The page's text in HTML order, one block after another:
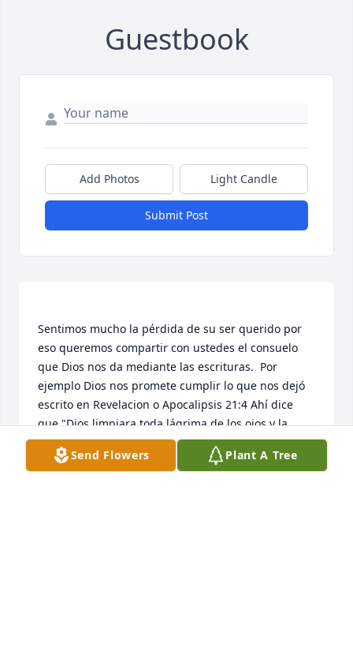
Guestbook
Add Photos Light Candle
Submit Post
Sentimos mucho la pérdida de su ser querido por
eso queremos compartir con ustedes el consuelo
que Dios nos da mediante las escrituras.  Por
ejemplo Dios nos promete cumplir lo que nos dejó
escrito en Revelacion o Apocalipsis 21:4 Ahí dice
que "Dios limpiara toda lágrima de los ojos y la
muerte no será más".  Y en Hechos 24:15 dice que
"va ha haber una resurreccion".  Entonces muy
Send Flowers Plant A Tree